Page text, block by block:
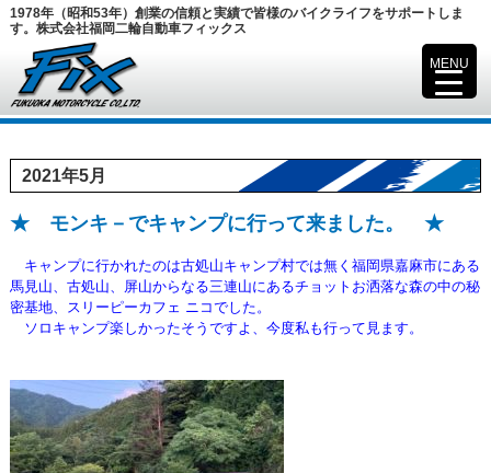
1978年（昭和53年）創業の信頼と実績で皆様のバイクライフをサポートしま
す。株式会社福岡二輪自動車フィックス
2021年5月
★ モンキ－でキャンプに行って来ました。 ★
キャンプに行かれたのは古処山キャンプ村では無く福岡県嘉麻市にある
馬見山、古処山、屏山からなる三連山にあるチョットお洒落な森の中の秘
密基地、スリーピーカフェ ニコでした。
ソロキャンプ楽しかったそうですよ、今度私も行って見ます。
MENU
▼